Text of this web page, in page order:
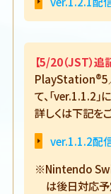
【5/20（JST）追
PlayStation®5
て、「ver.1.1.2」
詳しくは下記を
ver.1.1.2配
※Nintendo
は後日対応予